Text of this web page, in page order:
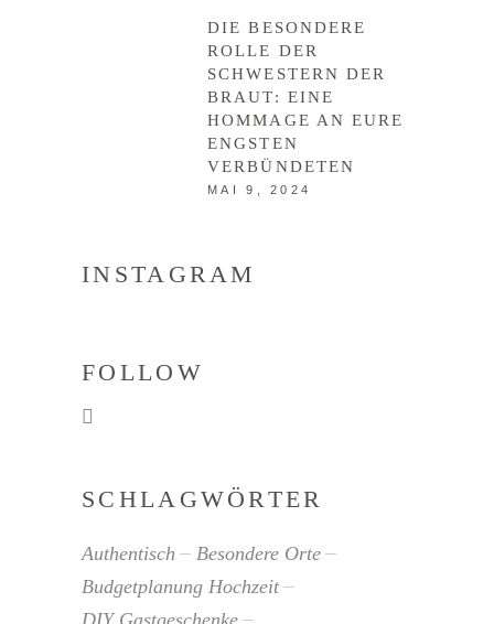
DIE BESONDERE
ROLLE DER
SCHWESTERN DER
BRAUT: EINE
HOMMAGE AN EURE
ENGSTEN
VERBÜNDETEN
MAI 9, 2024
INSTAGRAM
FOLLOW
SCHLAGWÖRTER
Authentisch
Besondere Orte
Budgetplanung Hochzeit
DIY Gastgeschenke